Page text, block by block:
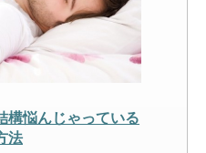
構悩んじゃっている
法